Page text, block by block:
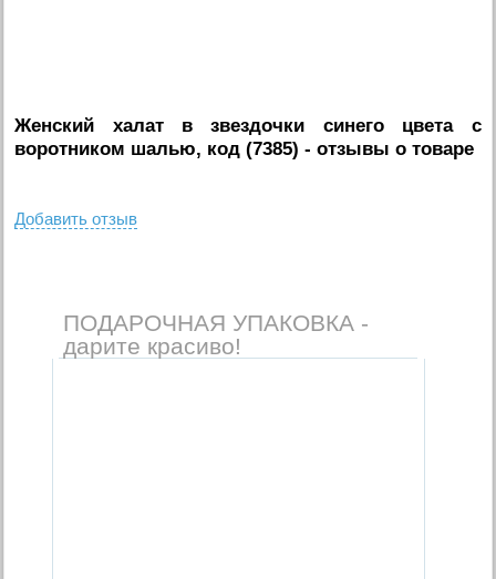
Женский халат в звездочки синего цвета с
воротником шалью, код (7385) - отзывы о товаре
Добавить отзыв
ПОДАРОЧНАЯ УПАКОВКА -
дарите красиво!